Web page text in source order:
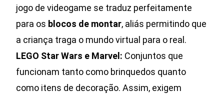
jogo de videogame se traduz perfeitamente
para os blocos de montar, aliás permitindo que
a criança traga o mundo virtual para o real.
LEGO Star Wars e Marvel: Conjuntos que
funcionam tanto como brinquedos quanto
como itens de decoração. Assim, exigem